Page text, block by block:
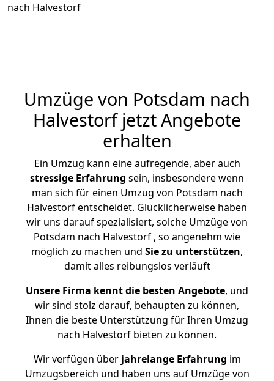
nach Halvestorf
Umzüge von Potsdam nach
Halvestorf jetzt Angebote
erhalten
Ein Umzug kann eine aufregende, aber auch
stressige Erfahrung sein, insbesondere wenn
man sich für einen Umzug von Potsdam nach
Halvestorf entscheidet. Glücklicherweise haben
wir uns darauf spezialisiert, solche Umzüge von
Potsdam nach Halvestorf , so angenehm wie
möglich zu machen und Sie zu unterstützen,
damit alles reibungslos verläuft
Unsere Firma kennt die besten Angebote, und
wir sind stolz darauf, behaupten zu können,
Ihnen die beste Unterstützung für Ihren Umzug
nach Halvestorf bieten zu können.
Wir verfügen überjahrelange Erfahrung im
Umzugsbereich und haben uns auf Umzüge von